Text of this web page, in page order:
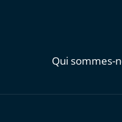
Qui sommes-